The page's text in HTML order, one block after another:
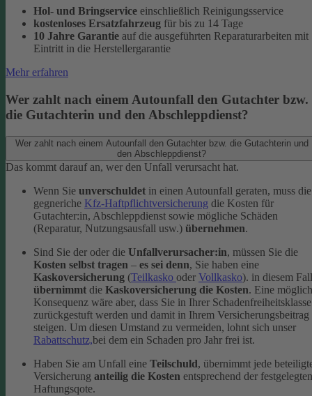
Hol- und Bringservice einschließlich Reinigungsservice
kostenloses Ersatzfahrzeug für bis zu 14 Tage
10 Jahre Garantie auf die ausgeführten Reparaturarbeiten mit
Eintritt in die Herstellergarantie
Mehr erfahren
Wer zahlt nach einem Autounfall den Gutachter bzw.
die Gutachterin und den Abschleppdienst?
Wer zahlt nach einem Autounfall den Gutachter bzw. die Gutachterin und
den Abschleppdienst?
Das kommt darauf an, wer den Unfall verursacht hat.
Wenn Sie unverschuldet in einen Autounfall geraten, muss die
gegneriche Kfz-Haftpflichtversicherung die Kosten für
Gutachter:in, Abschleppdienst sowie mögliche Schäden
(Reparatur, Nutzungsausfall usw.) übernehmen.
Sind Sie der oder die Unfallverursacher:in, müssen Sie die
Kosten selbst tragen – es sei denn, Sie haben eine
Kaskoversicherung (Teilkasko oder Vollkasko). in diesem Fall
übernimmt die Kaskoversicherung die Kosten. Eine
Konsequenz wäre aber, dass Sie in Ihrer Schadenfreiheitsklasse
zurückgestuft werden und damit in Ihrem Versicherungsbeitrag
steigen. Um diesen Umstand zu vermeiden, lohnt sich unser
Rabattschutz,bei dem ein Schaden pro Jahr frei ist.
Haben Sie am Unfall eine Teilschuld, übernimmt jede
Versicherung anteilig die Kosten entsprechend der festgelegten
Haftungsqote.